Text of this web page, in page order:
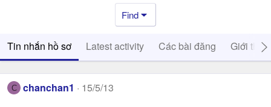
Find
Tin nhắn hồ sơ Latest activity Các bài đăng Giới thiệu
C chanchan1 15/5/13